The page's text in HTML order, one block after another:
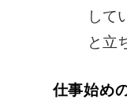
して
と立
仕事始め